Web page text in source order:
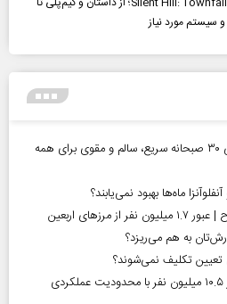
و سیستم مورد نیاز
صبحانه چی درست کنم؟ معرفی ۳۰ صبحانه سریع، سالم و مقوی برای همه
ماه‌ها بهبود نمی‌یابند؟
به هم می‌ریزد؟
تعیین تکلیف نمی‌شوند؟
آمار معلولیت در ایران | بیش از ۱۰.۵ میلیون نفر با محدودیت عملکردی